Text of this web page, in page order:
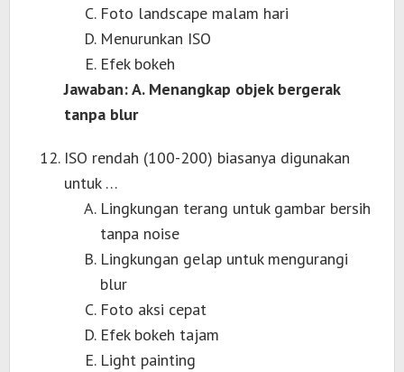
Foto landscape malam hari
Menurunkan ISO
Efek bokeh
Jawaban: A. Menangkap objek bergerak
tanpa blur
ISO rendah (100-200) biasanya digunakan
untuk …
Lingkungan terang untuk gambar bersih
tanpa noise
Lingkungan gelap untuk mengurangi
blur
Foto aksi cepat
Efek bokeh tajam
Light painting